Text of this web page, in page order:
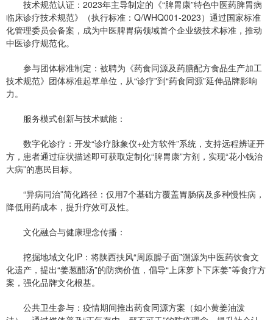
技术规范认证：2023年主导制定的《“脾胃康”特色中医药脾胃病
临床诊疗技术规范》（执行标准：Q/WHQ001-2023）通过国家标准
化管理委员会备案，成为中医脾胃病领域首个企业级技术标准，推动
中医诊疗规范化。
参与团体标准制定：被聘为《药食同源及药膳配方食品生产加工
技术规范》团体标准起草单位，从“诊疗”到“药食同源”延伸品牌影响
力。
服务模式创新与技术赋能：
数字化诊疗：开发“诊疗脉象仪+处方软件”系统，支持远程辨证开
方，患者通过症状描述即可获取定制化“脾胃康”方剂，实现“花小钱治
大病”的惠民目标。
“异病同治”简化路径：仅用7个基础方覆盖胃肠病及多种慢性病，
降低用药成本，提升疗效可及性。
文化融合与健康理念传播：
挖掘地域文化IP：将陕西扶风“周原臊子面”溯源为中医药饮食文
化遗产，提出“姜葱醋汤”的防病价值，倡导“上床萝卜下床姜”等食疗方
案，强化品牌文化根基。
公共卫生参与：疫情期间推出药食同源方案（如小黄姜油泼